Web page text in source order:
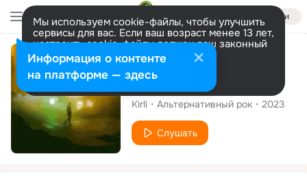
Войти
Мы используем cookie-файлы, чтобы улучшить
сервисы для вас. Если ваш возраст менее 13 лет,
настроить cookie-файлы должен ваш законный
представитель. Больше информации
Разрешить все Настроить
Сингл
Nafile
Kirli Альтернативный рок 2023
Слушать
Информация о контенте
на платформе — здесь